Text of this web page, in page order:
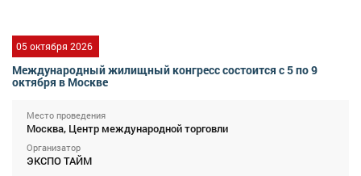
Международный жилищный конгресс состоится с 5 по 9
октября в Москве
05 октября 2026
Место проведения
Москва, Центр международной торговли
Организатор
ЭКСПО ТАЙМ